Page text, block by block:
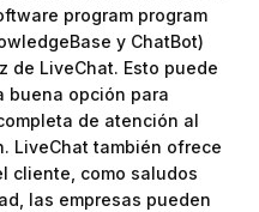
program program
y ChatBot)
de LiveChat. Esto puede
buena opción para
de atención al
LiveChat también ofrece
cliente, como saludos
las empresas pueden